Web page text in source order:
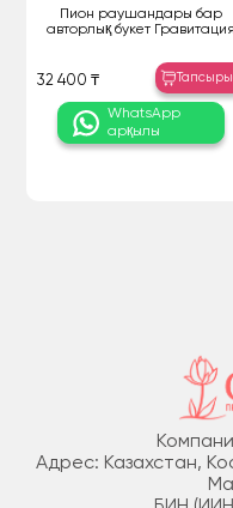
Пион раушандары бар
авторлық букет Гравитация
32 400 ₸
WhatsApp
арқылы
Адрес: Казахстан,